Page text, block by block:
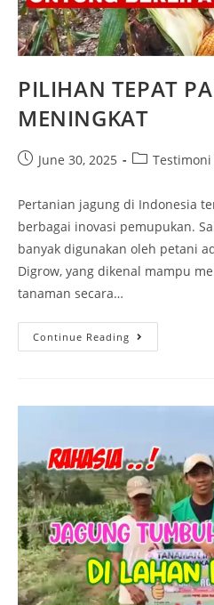
PILIHAN TEPAT
MENINGKAT
June 30, 2025 Testimoni
Pertanian jagung di Indonesia
berbagai inovasi pemupukan.
banyak digunakan oleh petani
Digrow, yang dikenal mampu
tanaman secara…
Continue Reading